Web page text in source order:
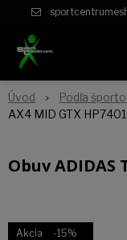
Úvod Podľa
AX4 MID GTX HP7401
Obuv ADIDAS
Akcia -15%